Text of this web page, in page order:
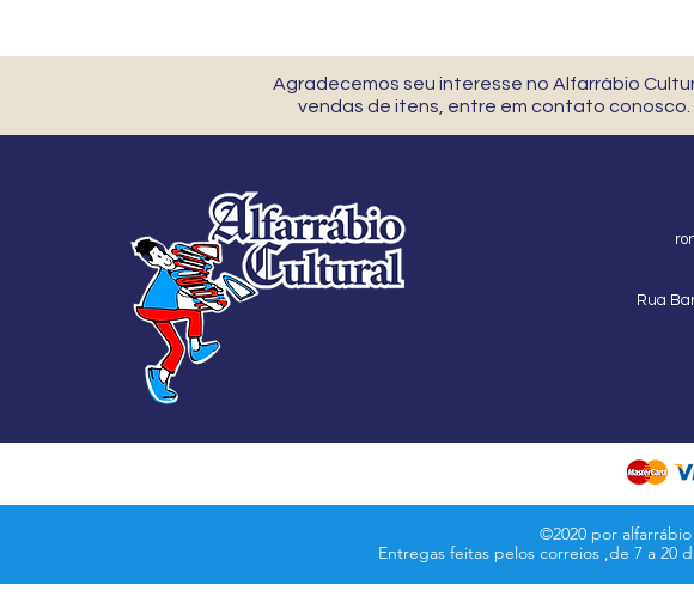
Agradecemos seu interesse no Alfarrábio
vendas de itens, entre em contato conosco.
Rua
©2020 por
Entregas feitas pelos correios ,de 7 a 20